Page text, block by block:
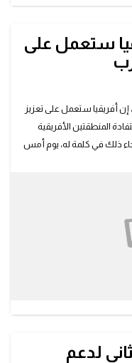
ستعمل على
إن أفريقيا ستعمل على تعزيز
المنطقتين الأفريقية
جاء ذلك في كلمة له، يوم أمس
لدعم